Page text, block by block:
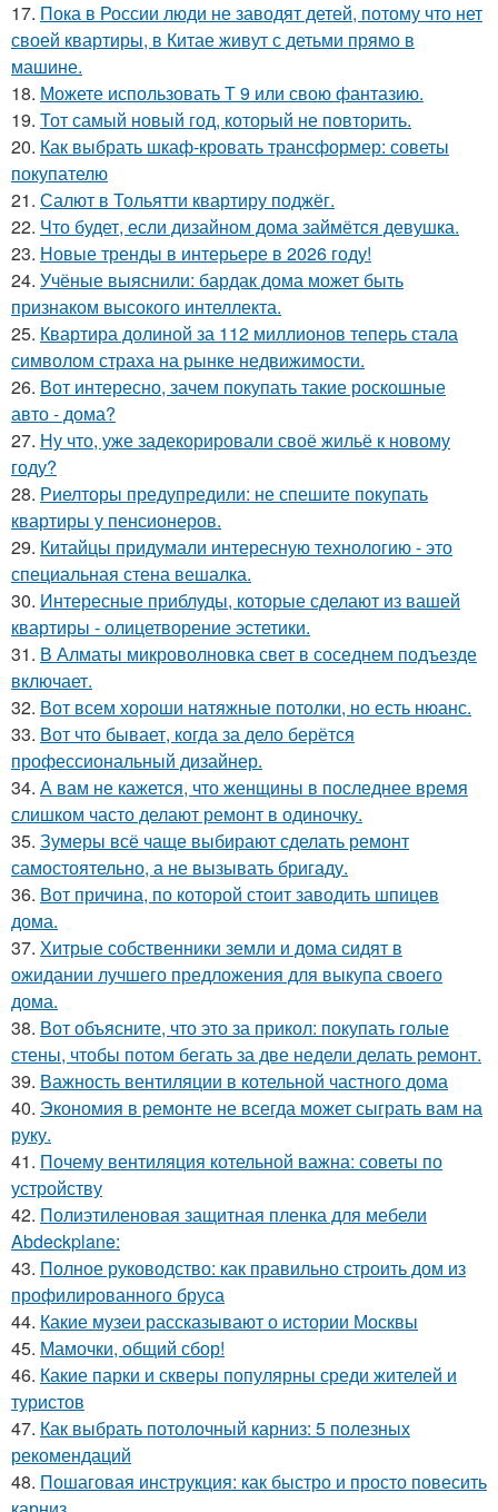
17. Пока в России люди не заводят детей, потому что нет
своей квартиры, в Китае живут с детьми прямо в
машине.
18. Можете использовать Т 9 или свою фантазию.
19. Тот самый новый год, который не повторить.
20. Как выбрать шкаф-кровать трансформер: советы
покупателю
21. Салют в Тольятти квартиру поджёг.
22. Что будет, если дизайном дома займётся девушка.
23. Новые тренды в интерьере в 2026 году!
24. Учёные выяснили: бардак дома может быть
признаком высокого интеллекта.
25. Квартира долиной за 112 миллионов теперь стала
символом страха на рынке недвижимости.
26. Вот интересно, зачем покупать такие роскошные
авто - дома?
27. Ну что, уже задекорировали своё жильё к новому
году?
28. Риелторы предупредили: не спешите покупать
квартиры у пенсионеров.
29. Китайцы придумали интересную технологию - это
специальная стена вешалка.
30. Интересные приблуды, которые сделают из вашей
квартиры - олицетворение эстетики.
31. В Алматы микроволновка свет в соседнем подъезде
включает.
32. Вот всем хороши натяжные потолки, но есть нюанс.
33. Вот что бывает, когда за дело берётся
профессиональный дизайнер.
34. А вам не кажется, что женщины в последнее время
слишком часто делают ремонт в одиночку.
35. Зумеры всё чаще выбирают сделать ремонт
самостоятельно, а не вызывать бригаду.
36. Вот причина, по которой стоит заводить шпицев
дома.
37. Хитрые собственники земли и дома сидят в
ожидании лучшего предложения для выкупа своего
дома.
38. Вот объясните, что это за прикол: покупать голые
стены, чтобы потом бегать за две недели делать ремонт.
39. Важность вентиляции в котельной частного дома
40. Экономия в ремонте не всегда может сыграть вам на
руку.
41. Почему вентиляция котельной важна: советы по
устройству
42. Полиэтиленовая защитная пленка для мебели
Abdeckplane:
43. Полное руководство: как правильно строить дом из
профилированного бруса
44. Какие музеи рассказывают о истории Москвы
45. Мамочки, общий сбор!
46. Какие парки и скверы популярны среди жителей и
туристов
47. Как выбрать потолочный карниз: 5 полезных
рекомендаций
48. Пошаговая инструкция: как быстро и просто повесить